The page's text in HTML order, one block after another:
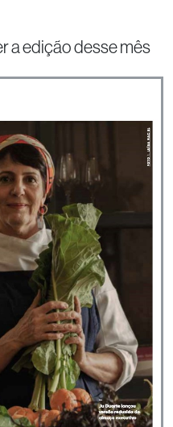
a edição desse mês